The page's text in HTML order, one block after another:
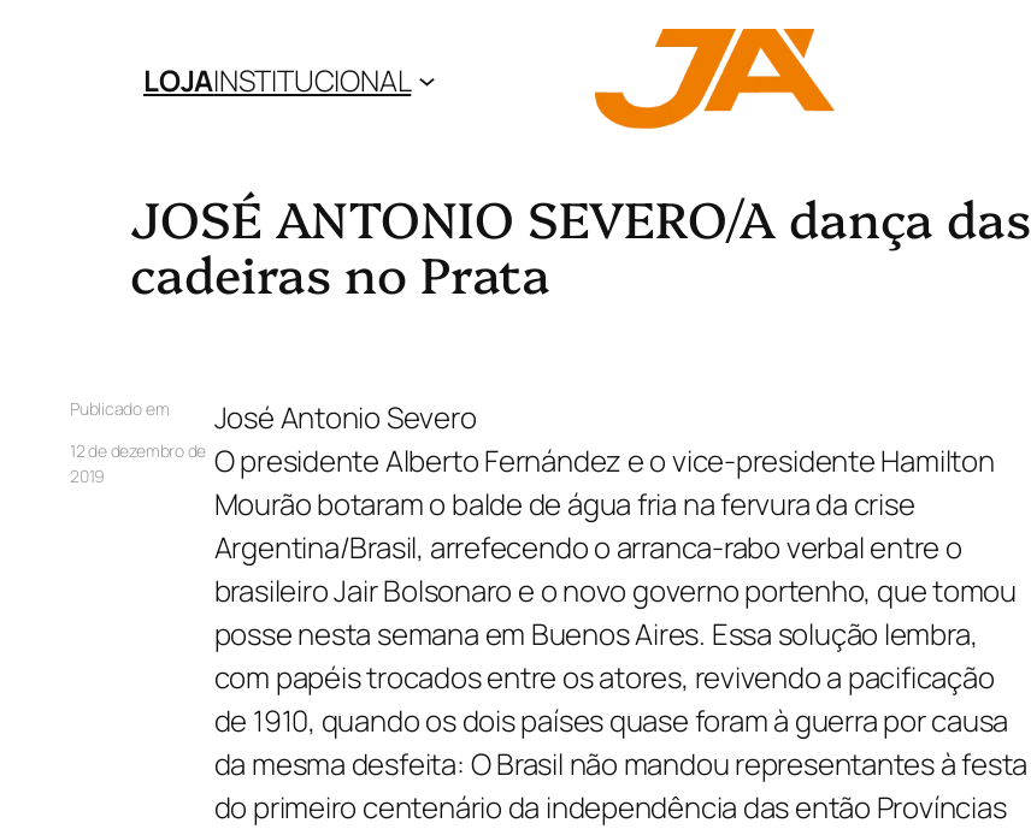
LOJAINSTITUCIONAL
JOSÉ ANTONIO SEVERO/A dança das
cadeiras no Prata
Publicado em
12 de dezembro de
2019
José Antonio Severo
O presidente Alberto Fernández e o vice-presidente Hamilton
Mourão botaram o balde de água fria na fervura da crise
Argentina/Brasil, arrefecendo o arranca-rabo verbal entre o
brasileiro Jair Bolsonaro e o novo governo portenho, que tomou
posse nesta semana em Buenos Aires. Essa solução lembra,
com papéis trocados entre os atores, revivendo a pacificação
de 1910, quando os dois países quase foram à guerra por causa
da mesma desfeita: O Brasil não mandou representantes à festa
do primeiro centenário da independência das então Províncias